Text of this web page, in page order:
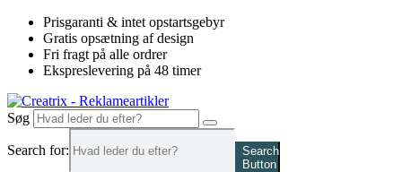
Videre
indhold
Prisgaranti & intet opstartsgebyr
Gratis opsætning af design
Fri fragt på alle ordrer
Ekspreslevering på 48 timer
Søg
Search for:
Search
Button